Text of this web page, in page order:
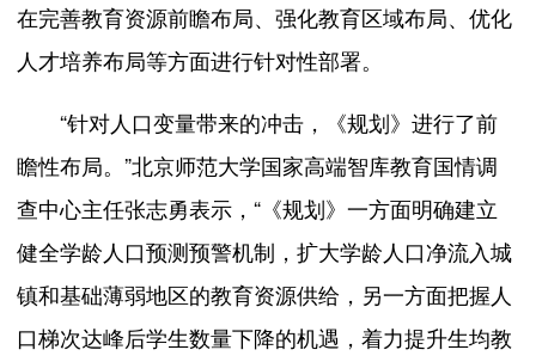
在完善教育资源前瞻布局、强化教育区域布局、优化
人才培养布局等方面进行针对性部署。
“针对人口变量带来的冲击，《规划》进行了前
瞻性布局。”北京师范大学国家高端智库教育国情调
查中心主任张志勇表示，“《规划》一方面明确建立
健全学龄人口预测预警机制，扩大学龄人口净流入城
镇和基础薄弱地区的教育资源供给，另一方面把握人
口梯次达峰后学生数量下降的机遇，着力提升生均教